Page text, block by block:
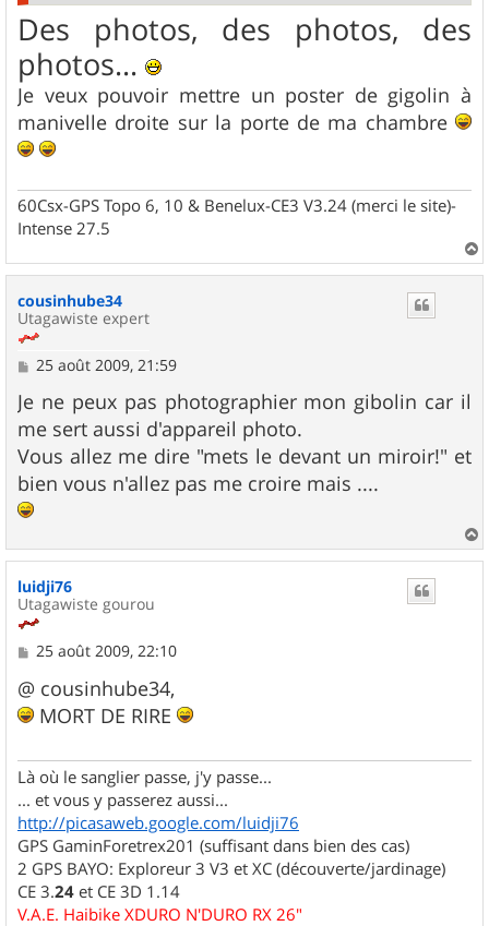
Des photos, des photos, des
photos...
Je veux pouvoir mettre un poster de gigolin à
manivelle droite sur la porte de ma chambre
60Csx-GPS Topo 6, 10 & Benelux-CE3 V3.24 (merci le site)-
Intense 27.5
a
cousinhube34
Utagawiste expert
M
s
s
a
g
e
25 août 2009, 21:59
Je ne peux pas photographier mon gibolin car il
me sert aussi d'appareil photo.
Vous allez me dire "mets le devant un miroir!" et
bien vous n'allez pas me croire mais ....
a
luidji76
Utagawiste gourou
M
s
s
a
25 août 2009, 22:10
@ cousinhube34,
MORT DE RIRE
Là où le sanglier passe, j'y passe...
... et vous y passerez aussi...
http://picasaweb.google.com/luidji76
GPS GaminForetrex201 (suffisant dans bien des cas)
2 GPS BAYO: Exploreur 3 V3 et XC (découverte/jardinage)
CE 3.24 et CE 3D 1.14
V.A.E. Haibike XDURO N'DURO RX 26"